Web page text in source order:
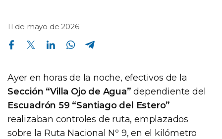
11 de mayo de 2026
Compartir en Facebook Compartir en Twitter Compartir en Linkedin Compartir en Whatsapp
Ayer en horas de la noche, efectivos de la
Sección “Villa Ojo de Agua” dependiente del
Escuadrón 59 “Santiago del Estero”
realizaban controles de ruta, emplazados
sobre la Ruta Nacional Nº 9, en el kilómetro